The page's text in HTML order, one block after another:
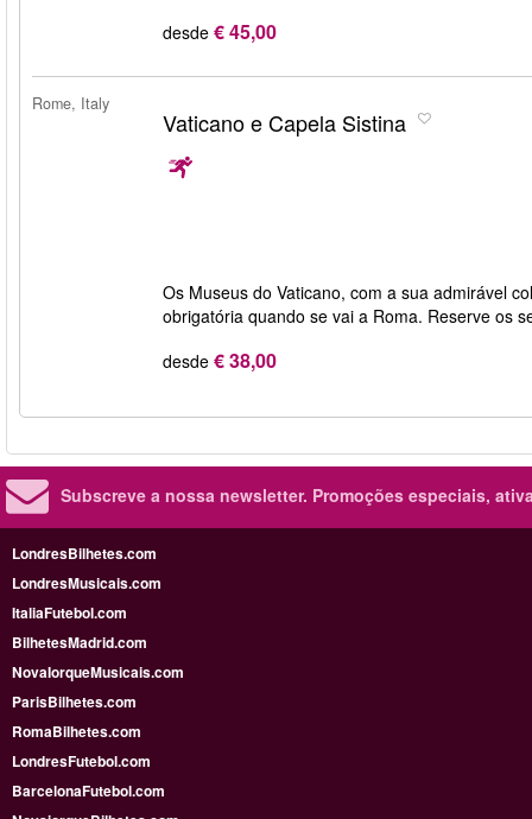
desde € 45,00
Rome, Italy
Vaticano e Capela Sistina
Os Museus do Vaticano, com a sua admirável
obrigatória quando se vai a Roma. Reserve os
desde € 38,00
Subscreve a nossa newsletter. Promoções especiais,
LondresBilhetes.com
LondresMusicais.com
ItaliaFutebol.com
BilhetesMadrid.com
NovaIorqueMusicais.com
ParisBilhetes.com
RomaBilhetes.com
LondresFutebol.com
BarcelonaFutebol.com